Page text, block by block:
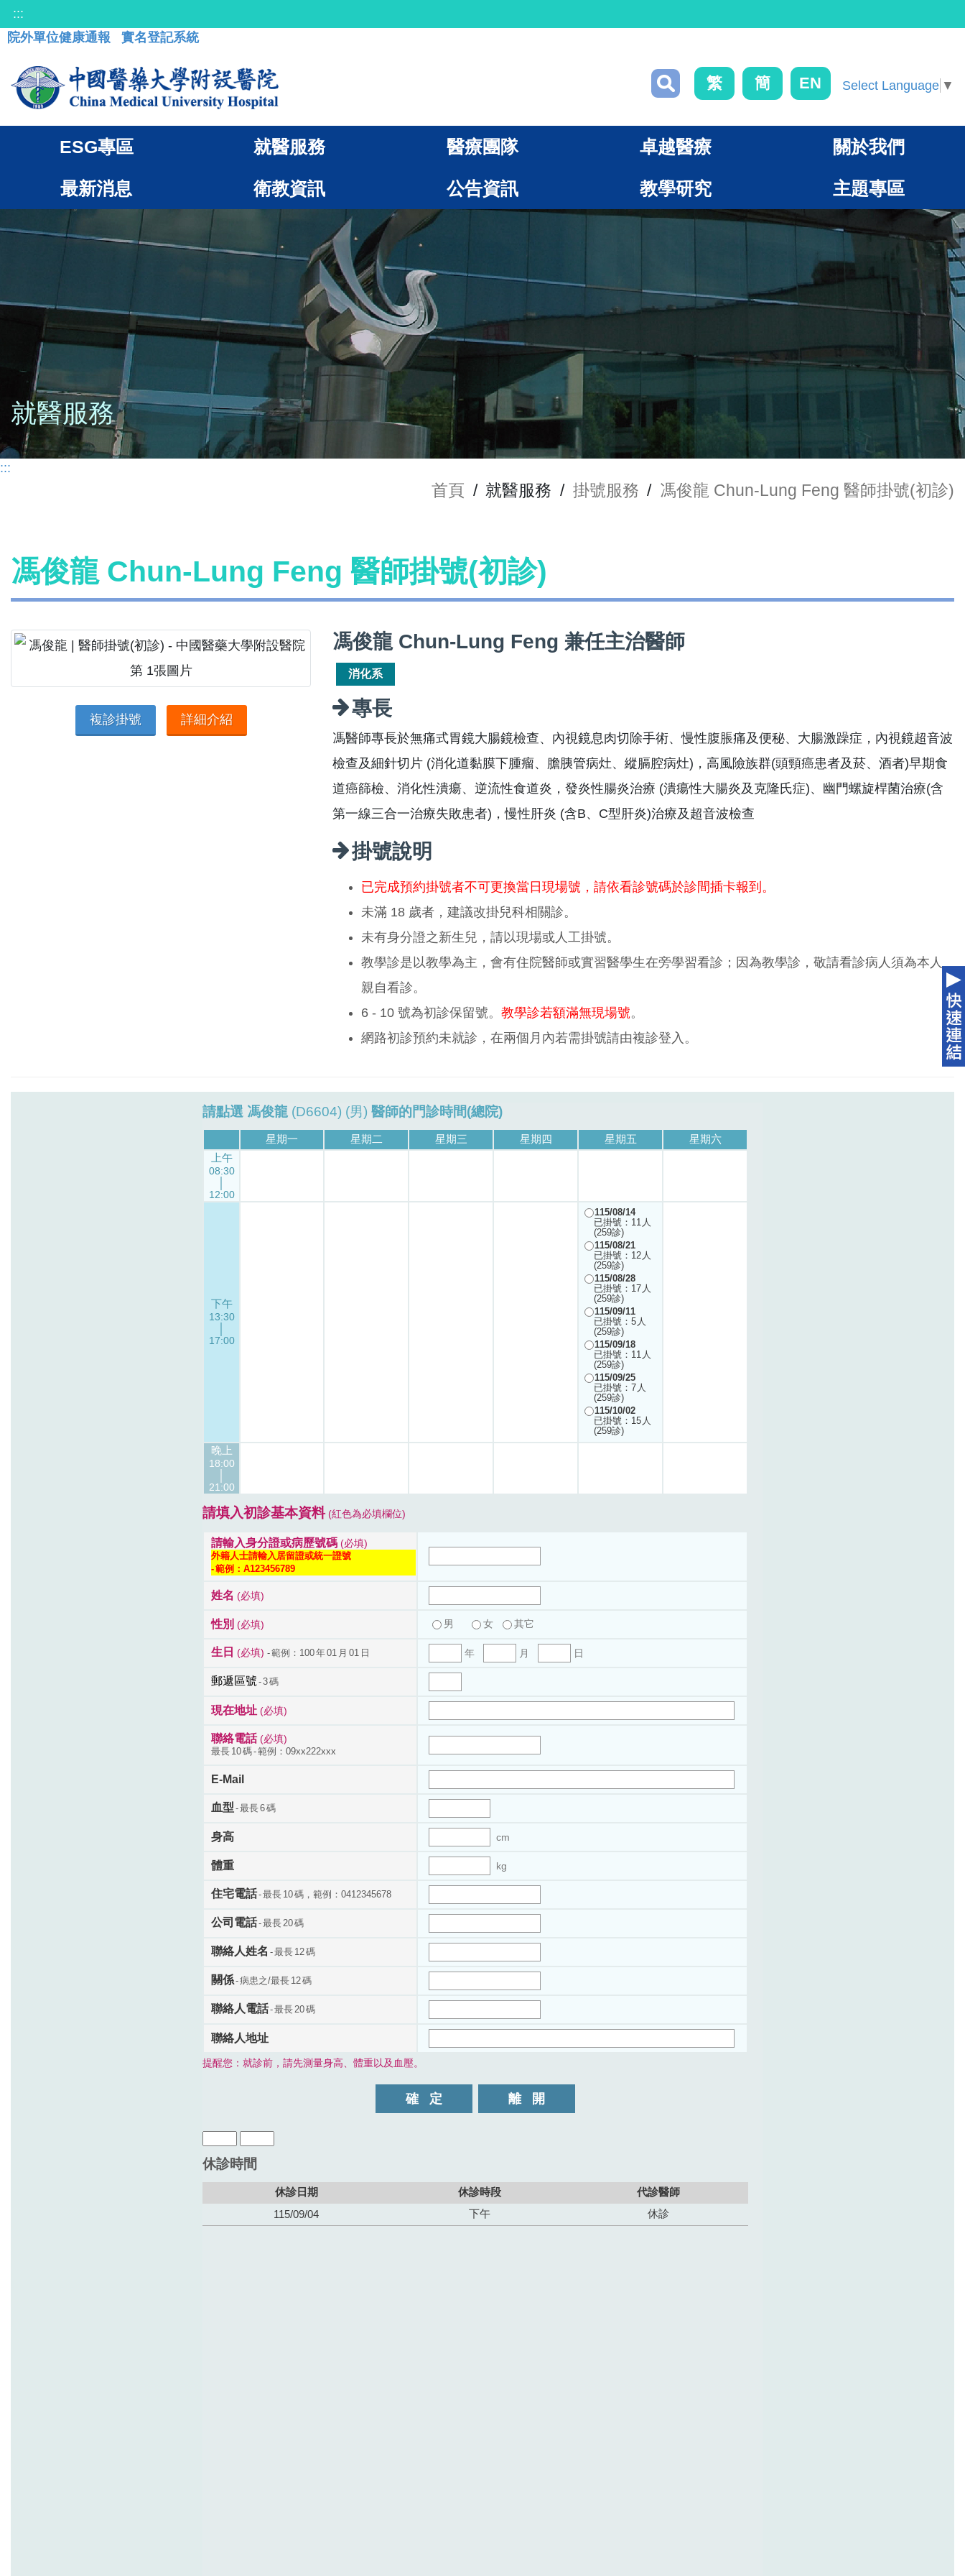
:::
院外單位健康通報
實名登記系統
繁 簡 EN Select Language ▼
ESG專區 就醫服務 醫療團隊 卓越醫療 關於我們
最新消息 衛教資訊 公告資訊 教學研究 主題專區
就醫服務
:::
首頁 / 就醫服務 / 掛號服務 / 馮俊龍 Chun-Lung Feng 醫師掛號(初診)
馮俊龍 Chun-Lung Feng 醫師掛號(初診)
複診掛號 詳細介紹
馮俊龍 Chun-Lung Feng 兼任主治醫師
消化系
專長
馮醫師專長於無痛式胃鏡大腸鏡檢查、內視鏡息肉切除手術、慢性腹脹痛及便秘、大腸激躁症，內視鏡超音波
檢查及細針切片 (消化道黏膜下腫瘤、膽胰管病灶、縱膈腔病灶)，高風險族群(頭頸癌患者及菸、酒者)早期食
道癌篩檢、消化性潰瘍、逆流性食道炎，發炎性腸炎治療 (潰瘍性大腸炎及克隆氏症)、幽門螺旋桿菌治療(含
第一線三合一治療失敗患者)，慢性肝炎 (含B、C型肝炎)治療及超音波檢查
掛號說明
已完成預約掛號者不可更換當日現場號，請依看診號碼於診間插卡報到。
未滿 18 歲者，建議改掛兒科相關診。
未有身分證之新生兒，請以現場或人工掛號。
教學診是以教學為主，會有住院醫師或實習醫學生在旁學習看診；因為教學診，敬請看診病人須為本人
親自看診。
6 - 10 號為初診保留號。 教學診若額滿無現場號。
網路初診預約未就診，在兩個月內若需掛號請由複診登入。